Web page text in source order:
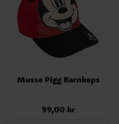
Musse Pigg Barnkeps
Pris:99,00 kr
99,00 kr